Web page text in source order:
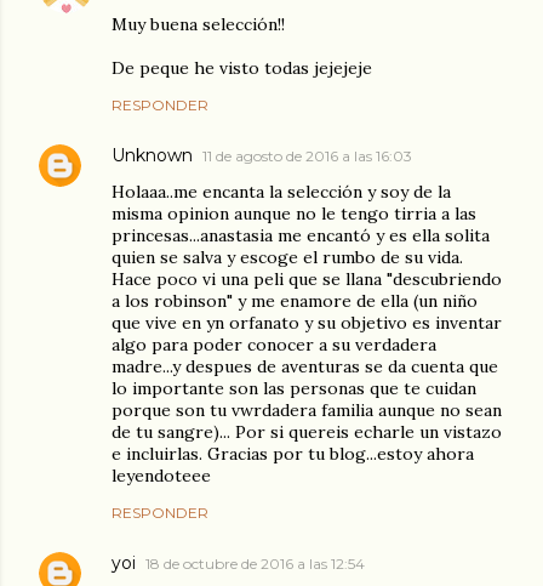
Muy buena selección!!
De peque he visto todas jejejeje
RESPONDER
Unknown 11 de agosto de 2016 a las 16:03
Holaaa..me encanta la selección y soy de la
misma opinion aunque no le tengo tirria a las
princesas...anastasia me encantó y es ella solita
quien se salva y escoge el rumbo de su vida.
Hace poco vi una peli que se llana "descubriendo
a los robinson" y me enamore de ella (un niño
que vive en yn orfanato y su objetivo es inventar
algo para poder conocer a su verdadera
madre...y despues de aventuras se da cuenta que
lo importante son las personas que te cuidan
porque son tu vwrdadera familia aunque no sean
de tu sangre)... Por si quereis echarle un vistazo
e incluirlas. Gracias por tu blog...estoy ahora
leyendoteee
RESPONDER
yoi 18 de octubre de 2016 a las 12:54